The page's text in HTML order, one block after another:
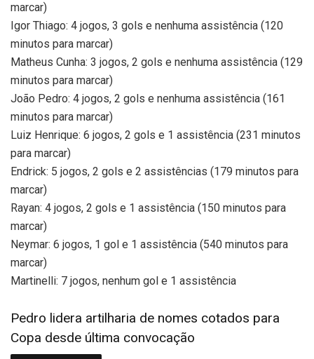
marcar)
Igor Thiago: 4 jogos, 3 gols e nenhuma assistência (120
minutos para marcar)
Matheus Cunha: 3 jogos, 2 gols e nenhuma assistência (129
minutos para marcar)
João Pedro: 4 jogos, 2 gols e nenhuma assistência (161
minutos para marcar)
Luiz Henrique: 6 jogos, 2 gols e 1 assistência (231 minutos
para marcar)
Endrick: 5 jogos, 2 gols e 2 assistências (179 minutos para
marcar)
Rayan: 4 jogos, 2 gols e 1 assistência (150 minutos para
marcar)
Neymar: 6 jogos, 1 gol e 1 assistência (540 minutos para
marcar)
Martinelli: 7 jogos, nenhum gol e 1 assistência
Pedro lidera artilharia de nomes cotados para
Copa desde última convocação